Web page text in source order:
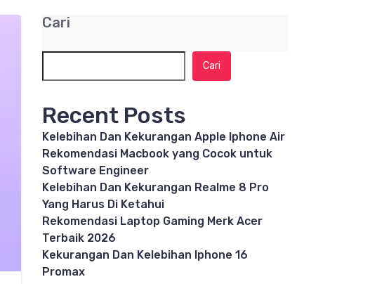
Cari
Cari
Recent Posts
Kelebihan Dan Kekurangan Apple Iphone Air
Rekomendasi Macbook yang Cocok untuk
Software Engineer
Kelebihan Dan Kekurangan Realme 8 Pro
Yang Harus Di Ketahui
Rekomendasi Laptop Gaming Merk Acer
Terbaik 2026
Kekurangan Dan Kelebihan Iphone 16
Promax